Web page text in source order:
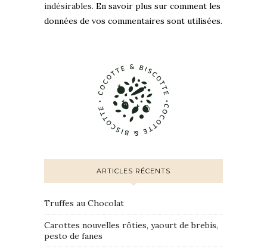
indésirables. En savoir plus sur comment les
données de vos commentaires sont utilisées.
ARTICLES RÉCENTS
Truffes au Chocolat
Carottes nouvelles rôties, yaourt de brebis,
pesto de fanes